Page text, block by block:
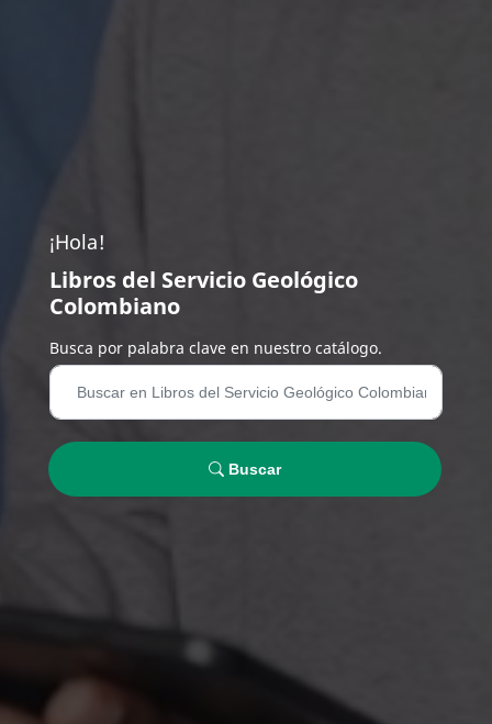
¡Hola!
Libros del Servicio Geológico
Colombiano
Busca por palabra clave en nuestro catálogo.
Buscar